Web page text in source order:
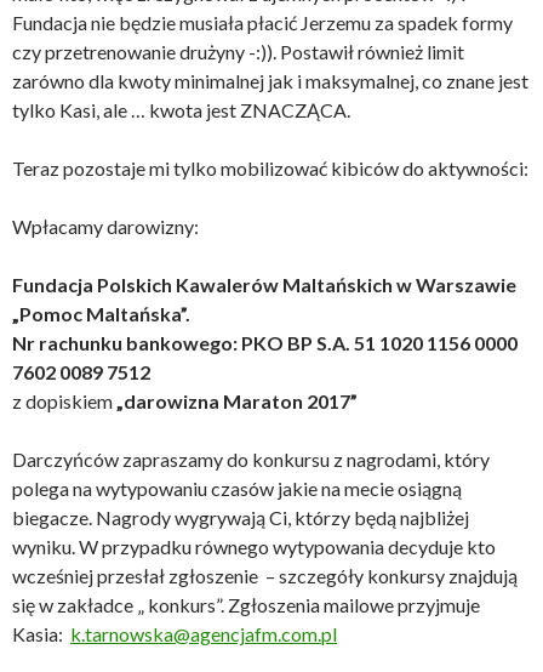
Fundacja nie będzie musiała płacić Jerzemu za spadek formy
czy przetrenowanie drużyny -:)). Postawił również limit
zarówno dla kwoty minimalnej jak i maksymalnej, co znane jest
tylko Kasi, ale … kwota jest ZNACZĄCA.
Teraz pozostaje mi tylko mobilizować kibiców do aktywności:
Wpłacamy darowizny:
Fundacja Polskich Kawalerów Maltańskich w Warszawie
„Pomoc Maltańska”.
Nr rachunku bankowego: PKO BP S.A. 51 1020 1156 0000
7602 0089 7512
z dopiskiem„darowizna Maraton 2017”
Darczyńców zapraszamy do konkursu z nagrodami, który
polega na wytypowaniu czasów jakie na mecie osiągną
biegacze. Nagrody wygrywają Ci, którzy będą najbliżej
wyniku. W przypadku równego wytypowania decyduje kto
wcześniej przesłał zgłoszenie – szczegóły konkursy znajdują
się w zakładce „ konkurs”. Zgłoszenia mailowe przyjmuje
Kasia: k.tarnowska@agencjafm.com.pl